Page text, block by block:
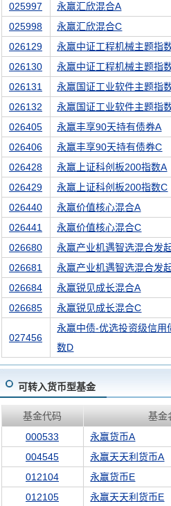
025997
永赢汇欣混合A
025998
永赢汇欣混合C
026129
永赢中证工程机械主题指
026130
永赢中证工程机械主题指
026131
永赢国证工业软件主题指
026132
永赢国证工业软件主题指
026405
永赢丰享90天持有债券A
026406
永赢丰享90天持有债券C
026428
永赢上证科创板200指数A
026429
永赢上证科创板200指数C
026440
永赢价值核心混合A
026441
永赢价值核心混合C
026680
永赢产业机遇智选混合发
026681
永赢产业机遇智选混合发
026684
永赢锐见成长混合A
026685
永赢锐见成长混合C
027456
永赢中债-优选投资级信用
数D
可转入货币型基金
基金代码
基金
000533
永赢货币A
004545
永赢天天利货币A
012104
永赢货币E
012105
永赢天天利货币E